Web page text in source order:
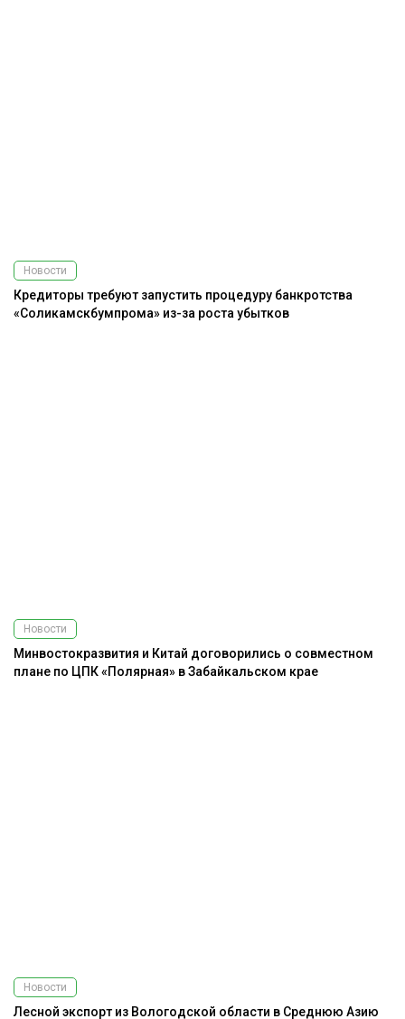
Новости
Кредиторы требуют запустить процедуру банкротства
«Соликамскбумпрома» из-за роста убытков
Новости
Минвостокразвития и Китай договорились о совместном
плане по ЦПК «Полярная» в Забайкальском крае
Новости
Лесной экспорт из Вологодской области в Среднюю Азию